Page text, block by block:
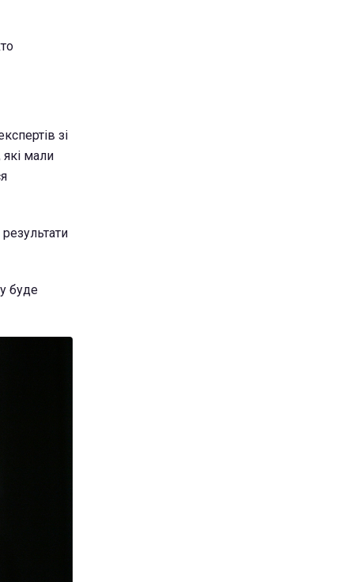
зі
які мали
буде